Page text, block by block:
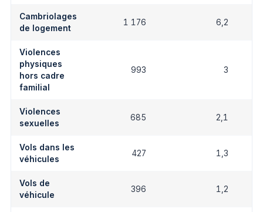
Cambriolages
de logement
1 176 6,2
Violences
physiques
hors cadre
familial
993 3
Violences
sexuelles
685 2,1
Vols dans les
véhicules
427 1,3
Vols de
véhicule
396 1,2